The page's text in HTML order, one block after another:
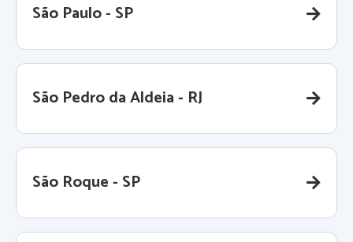
São Paulo - SP
São Pedro da Aldeia - RJ
São Roque - SP